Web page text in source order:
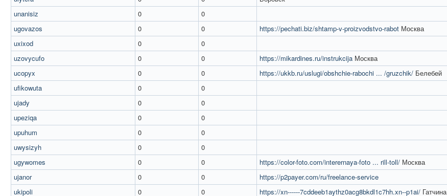
unanisiz
0 0
ugovazos
0 0 https://pechati.biz/shtamp-v-proizvodstvo-rabot Москва
uxixod
0 0
uzovycufo
0 0 https://mikardines.ru/instrukcija Москва
ucopyx
0 0 https://ukkb.ru/uslugi/obshchie-rabochi ... /gruzchik/ Белебей
ufikowuta
0 0
ujady
0 0
upeziqa
0 0
upuhum
0 0
uwysizyh
0 0
ugywomes
0 0 https://color-foto.com/interernaya-foto ... rill-toll/ Москва
ujanor
0 0 https://p2payer.com/ru/freelance-service
ukipoli
0 0 https://xn------7cddeeb1aythz0acg8bkdl1c7hh.xn--p1ai/ Гатчина